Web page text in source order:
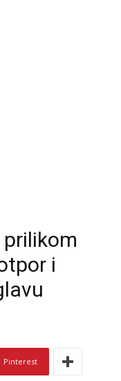
i
Pinterest